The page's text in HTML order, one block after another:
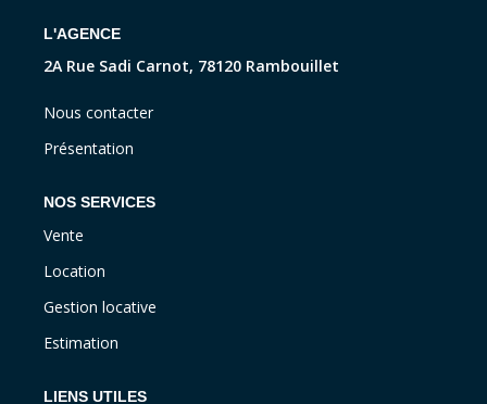
L'AGENCE
2A Rue Sadi Carnot, 78120 Rambouillet
Nous contacter
Présentation
NOS SERVICES
Vente
Location
Gestion locative
Estimation
LIENS UTILES